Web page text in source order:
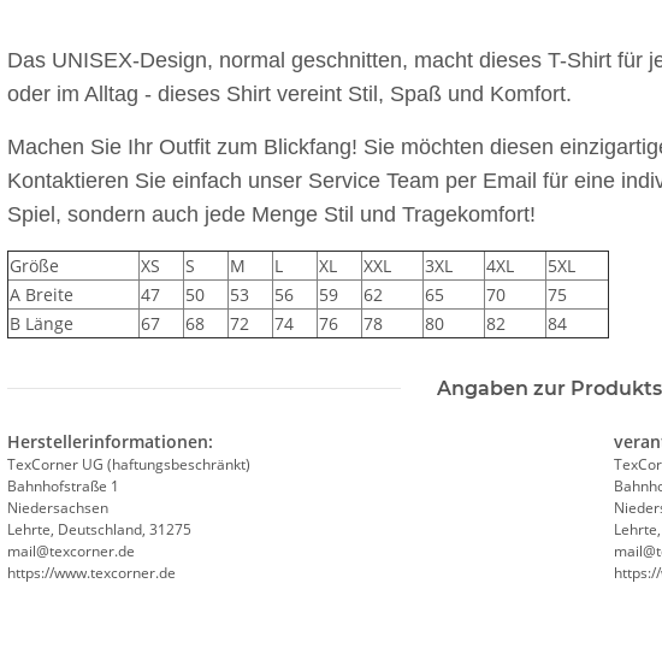
Das UNISEX-Design, normal geschnitten, macht dieses T-Shirt für
oder im Alltag - dieses Shirt vereint Stil, Spaß und Komfort.
Machen Sie Ihr Outfit zum Blickfang! Sie möchten diesen
Kontaktieren Sie einfach unser Service Team per Email für eine
Spiel, sondern auch jede Menge Stil und Tragekomfort!
Größe XS S M L XL XXL 3XL 4XL
5XL
A Breite
47 50 53 56 59 62 65 70
75
B Länge
67 68 72 74 76 78 80 82 84
Angaben zur
Herstellerinformationen:
TexCorner UG (haftungsbeschränkt)
Bahnhofstraße 1
Niedersachsen
Lehrte, Deutschland, 31275
mail@texcorner.de
https://www.texcorner.de
farbig 1000ml inkl.
Premium B&C Inspire #190
Piktogramm